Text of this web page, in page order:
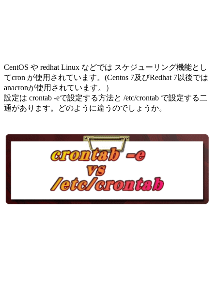
CentOS や redhat Linux などでは スケジューリング機能とし
てcron が使用されています。(Centos 7及びRedhat 7以後では
anacronが使用されています。）
設定は crontab -eで設定する方法と /etc/crontab で設定する二
通があります。どのように違うのでしょうか。